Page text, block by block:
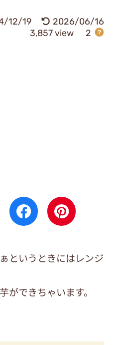
12/19
2026/06/16
3,857 view
2
というときにはレンジ
ができちゃいます。